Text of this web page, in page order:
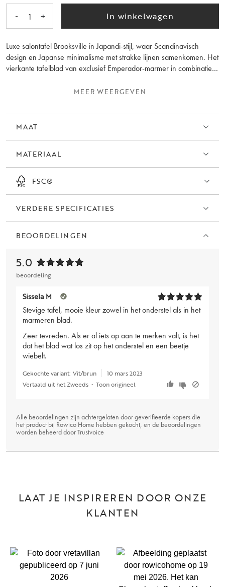
- 1 + In winkelwagen
Luxe salontafel Brooksville in Japandi-stijl, waar Scandinavisch
design en Japanse minimalisme met strakke lijnen samenkomen. Het
vierkante tafelblad van exclusief Emperador-marmer in combinatie
zorgt voor een duurzaam salontafel en geeft een rustgevende sfeer
waarin je kunt kiezen voor een onderstel in bruin of
witgepigmenteerd hout en een rond of vierkant tafelblad in bruin of
Let op, marmer is een natuurlijk steensoort, wat betekent dat
kleurverschillen en een oneffen oppervlak kunnen voorkomen.
MEER WEERGEVEN
MAAT
MATERIAAL
FSC®
VERDERE SPECIFICATIES
BEOORDELINGEN
5.0
beoordeling
Sissela M
Stevige tafel, mooie kleur zowel in het onderstel als in het
marmeren blad.
Zeer tevreden. Als er al iets op aan te merken valt, is het
dat het blad wat los zit op het onderstel en een beetje
wiebelt.
Gekochte variant: Vit/brun
10 mars 2023
Vertaald uit het Zweeds • Toon origineel
Alle beoordelingen zijn achtergelaten door geverifieerde kopers die
het product bij Rowico Home hebben gekocht, en de beoordelingen
worden beheerd doorTrustvoice
LAAT JE INSPIREREN DOOR ONZE
KLANTEN